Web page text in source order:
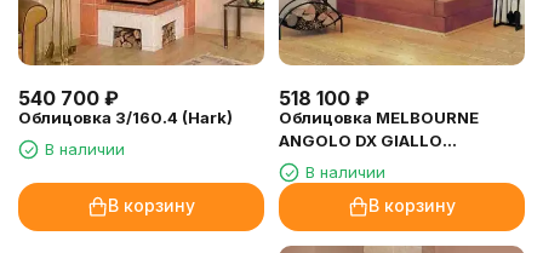
540 700 ₽
Облицовка 3/160.4 (Hark)
В наличии
В корзину
518 100 ₽
Облицовка MELBOURNE
ANGOLO DX GIALLO
(Palazzetti)
В наличии
В корзину